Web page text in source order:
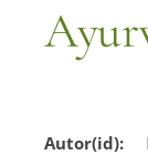
Autor(id):